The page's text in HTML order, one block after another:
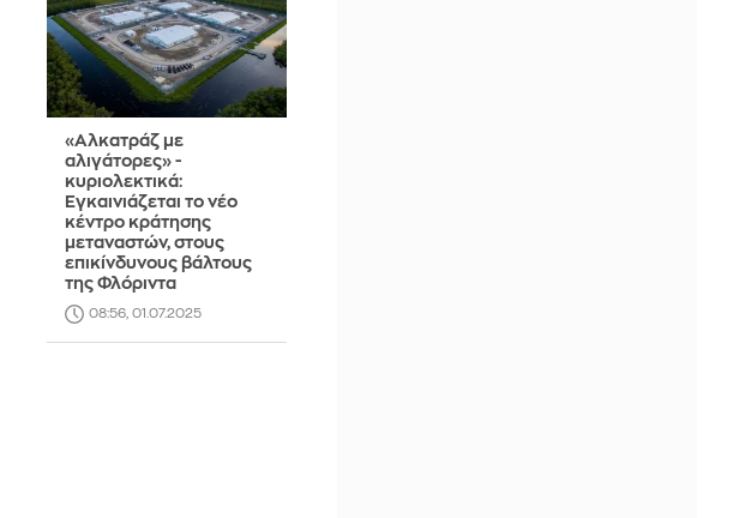
«Αλκατράζ με
αλιγάτορες» -
κυριολεκτικά:
Εγκαινιάζεται το νέο
κέντρο κράτησης
μεταναστών, στους
επικίνδυνους βάλτους
της Φλόριντα
08:56, 01.07.2025